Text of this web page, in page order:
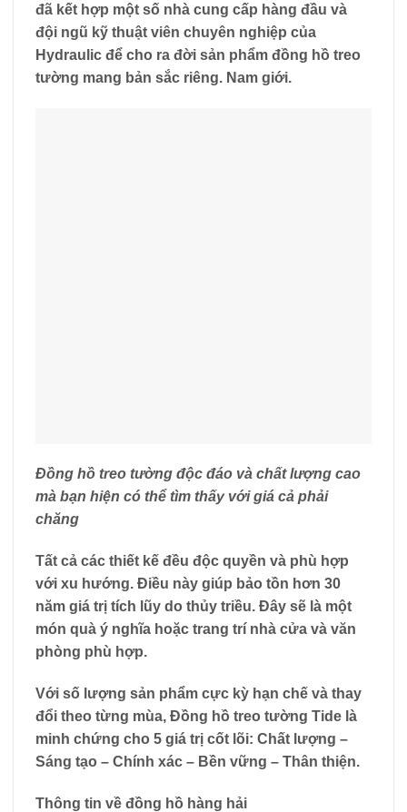
đã kết hợp một số nhà cung cấp hàng đầu và
đội ngũ kỹ thuật viên chuyên nghiệp của
Hydraulic để cho ra đời sản phẩm đồng hồ treo
tường mang bản sắc riêng. Nam giới.
Đồng hồ treo tường độc đáo và chất lượng cao
mà bạn hiện có thể tìm thấy với giá cả phải
chăng
Tất cả các thiết kế đều độc quyền và phù hợp
với xu hướng. Điều này giúp bảo tồn hơn 30
năm giá trị tích lũy do thủy triều. Đây sẽ là một
món quà ý nghĩa hoặc trang trí nhà cửa và văn
phòng phù hợp.
Với số lượng sản phẩm cực kỳ hạn chế và thay
đổi theo từng mùa, Đồng hồ treo tường Tide là
minh chứng cho 5 giá trị cốt lõi: Chất lượng –
Sáng tạo – Chính xác – Bền vững – Thân thiện.
Thông tin về đồng hồ hàng hải